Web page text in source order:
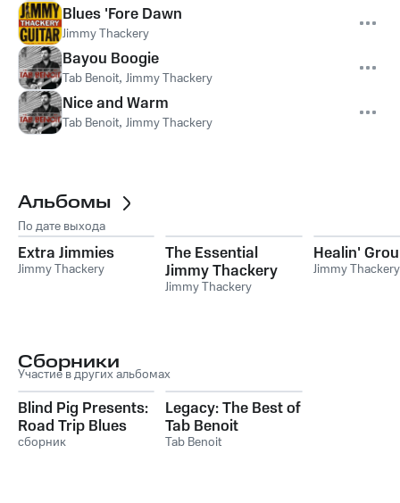
Blues 'Fore Dawn
Jimmy Thackery
Bayou Boogie
Tab Benoit, Jimmy Thackery
Nice and Warm
Tab Benoit, Jimmy Thackery
Альбомы
По дате выхода
Extra Jimmies
Jimmy Thackery
The Essential
Jimmy Thackery
Jimmy Thackery
Healin'
Jimmy Thackery
Сборники
Участие в других альбомах
Blind Pig Presents:
Road Trip Blues
сборник
Legacy: The Best of
Tab Benoit
Tab Benoit